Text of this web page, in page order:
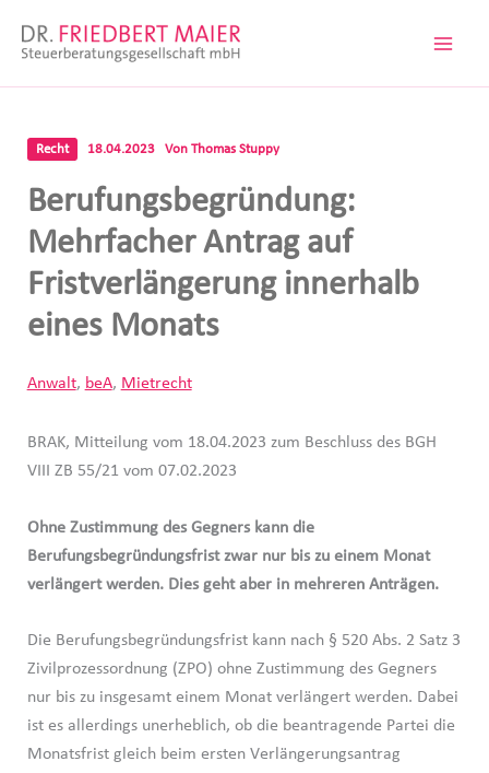
Inhalt
Recht 18.04.2023 Von Thomas Stuppy
Berufungsbegründung:
Mehrfacher Antrag auf
Fristverlängerung innerhalb
eines Monats
Anwalt, beA, Mietrecht
BRAK, Mitteilung vom 18.04.2023 zum Beschluss des BGH
VIII ZB 55/21 vom 07.02.2023
Ohne Zustimmung des Gegners kann die
Berufungsbegründungsfrist zwar nur bis zu einem Monat
verlängert werden. Dies geht aber in mehreren Anträgen.
Die Berufungsbegründungsfrist kann nach § 520 Abs. 2 Satz 3
Zivilprozessordnung (ZPO) ohne Zustimmung des Gegners
nur bis zu insgesamt einem Monat verlängert werden. Dabei
ist es allerdings unerheblich, ob die beantragende Partei die
Monatsfrist gleich beim ersten Verlängerungsantrag